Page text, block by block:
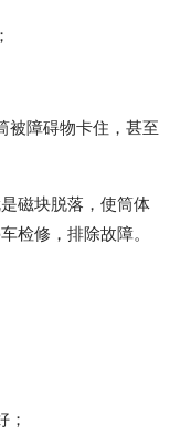
被障碍物卡住，甚至
磁块脱落，使筒体
检修，排除故障。
；